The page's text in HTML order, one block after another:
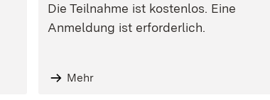
Die Teilnahme ist kostenlos. Eine
Anmeldung ist erforderlich.
Mehr